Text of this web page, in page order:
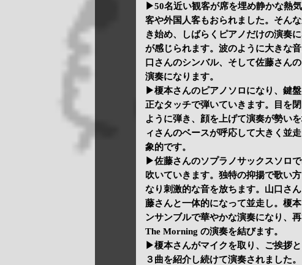
▶50名近い観客が席を埋め静かな熱
客や外国人客もおられました。そん
き始め、しばらくピアノだけの演奏
が感じられます。波のように大きな
口さんのシンバル、そして佐藤さん
演奏になります。
▶榎本さんのピアノソロになり、鍵
正なタッチで弾いていきます。目を
ように弾き、顔を上げて演奏が勢い
ィさんのベースが呼応して大きく並
象的です。
▶佐藤さんのソプラノサックスソロ
吹いていきます。独特の抑揚で歌い
なり刺激的な音を放ちます。山口さ
藤さんと一体的になって並走し。榎
ンサンブルで華やかな演奏になり、
The Morning の演奏を結びます。
▶榎本さんがマイクを取り、ご挨拶
３曲を紹介し続けて演奏されました。